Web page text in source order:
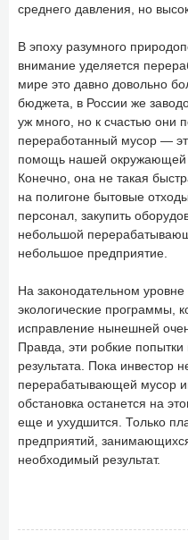
среднего давления, но
В эпоху разумного
внимание уделяется
мире это давно довольно
бюджета, в России же
уж много, но к счастью они
переработанный мусор —
помощь нашей окружающей
Конечно, она не такая
на полигоне бытовые
персонал, закупить
небольшой
небольшое предприятие.
На законодательном
экологические программы,
исправление нынешней
Правда, эти робкие
результата. Пока инвестор
перерабатывающей мусор
обстановка останется на
еще и ухудшится. Только
предприятий,
необходимый результат.